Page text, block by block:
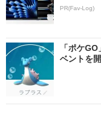
PR(Fav-Log)
「ポケ
ベントを